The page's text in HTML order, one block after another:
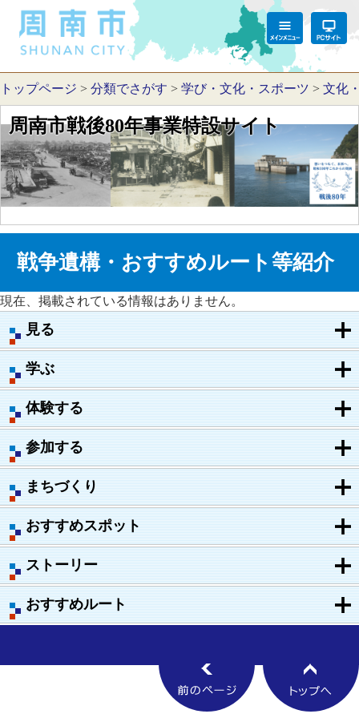
トップページ > 分類でさがす > 学び・文化・スポーツ > 文化
周南市戦後80年事業特設サイト
見る
学ぶ
体験する
参加する
まちづくり
おすすめスポット
ストーリー
おすすめルート
戦争遺構・おすすめルート等紹介
現在、掲載されている情報はありません。